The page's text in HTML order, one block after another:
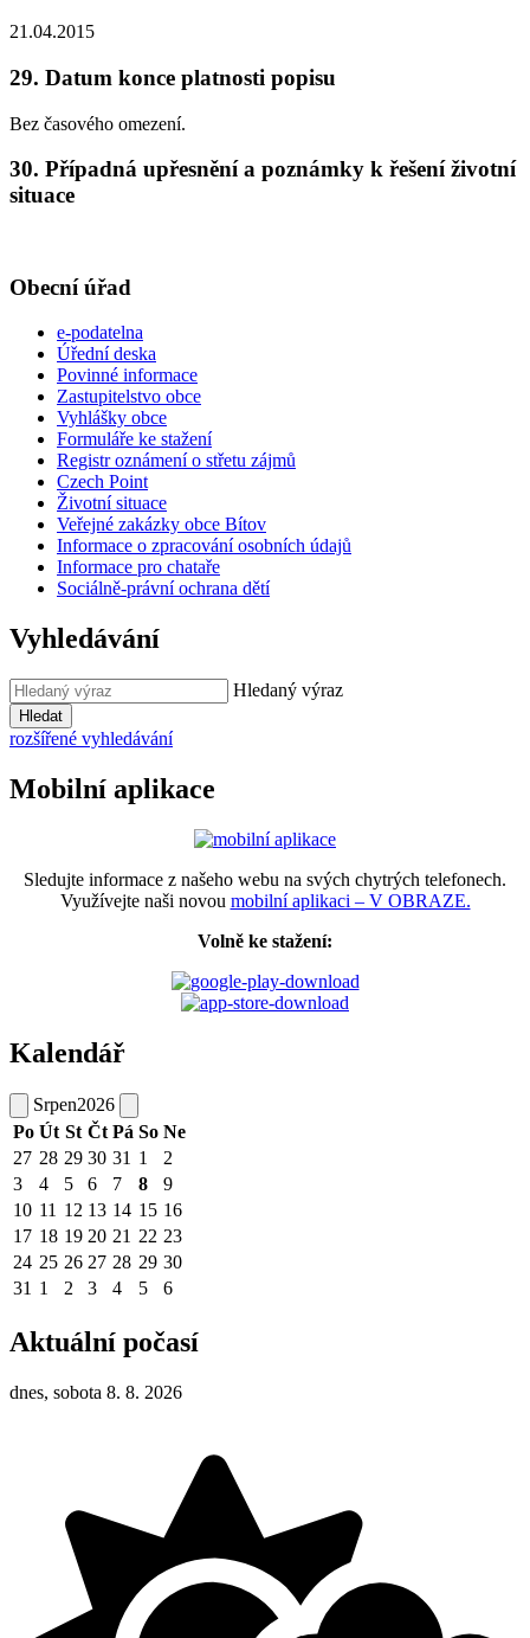
21.04.2015
29. Datum konce platnosti popisu
Bez časového omezení.
30. Případná upřesnění a poznámky k řešení životní
situace
Obecní úřad
e-podatelna
Úřední deska
Povinné informace
Zastupitelstvo obce
Vyhlášky obce
Formuláře ke stažení
Registr oznámení o střetu zájmů
Czech Point
Životní situace
Veřejné zakázky obce Bítov
Informace o zpracování osobních údajů
Informace pro chataře
Sociálně-právní ochrana dětí
Vyhledávání
Hledaný výraz
Hledat
rozšířené vyhledávání
Mobilní aplikace
Sledujte informace z našeho webu na svých chytrých telefonech.
Využívejte naši novou mobilní aplikaci – V OBRAZE.
Volně ke stažení:
Kalendář
Srpen2026
Po Út St Čt Pá So Ne
27 28 29 30 31 1
2
3
4 5 6 7 8
9
10 11 12 13 14 15 16
17 18 19 20 21 22 23
24 25 26 27 28 29 30
31 1 2 3 4 5 6
Aktuální počasí
dnes, sobota 8. 8. 2026